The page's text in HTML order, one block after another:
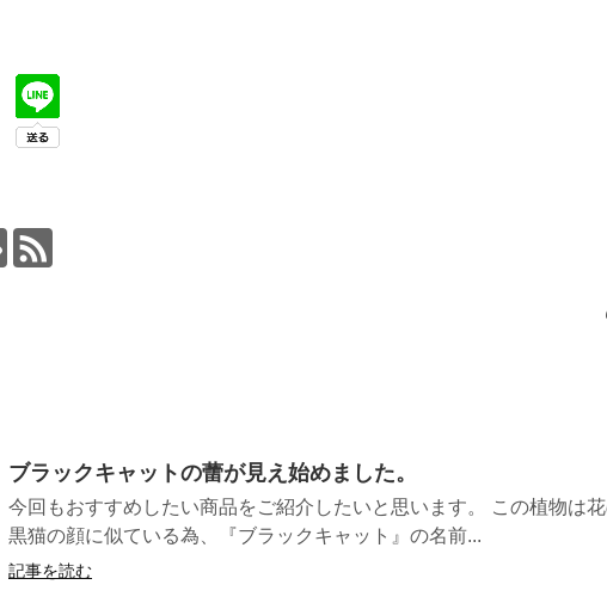
ブラックキャットの蕾が見え始めました。
今回もおすすめしたい商品をご紹介したいと思います。 この植物は
黒猫の顔に似ている為、『ブラックキャット』の名前...
記事を読む